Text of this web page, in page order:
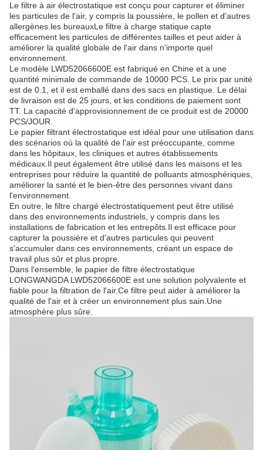
Le filtre à air électrostatique est conçu pour capturer et éliminer
les particules de l'air, y compris la poussière, le pollen et d'autres
allergènes.les bureauxLe filtre à charge statique capte
efficacement les particules de différentes tailles et peut aider à
améliorer la qualité globale de l'air dans n'importe quel
environnement.
Le modèle LWD52066600E est fabriqué en Chine et a une
quantité minimale de commande de 10000 PCS. Le prix par unité
est de 0.1, et il est emballé dans des sacs en plastique. Le délai
de livraison est de 25 jours, et les conditions de paiement sont
TT. La capacité d'approvisionnement de ce produit est de 20000
PCS/JOUR.
Le papier filtrant électrostatique est idéal pour une utilisation dans
des scénarios où la qualité de l'air est préoccupante, comme
dans les hôpitaux, les cliniques et autres établissements
médicaux.Il peut également être utilisé dans les maisons et les
entreprises pour réduire la quantité de polluants atmosphériques,
améliorer la santé et le bien-être des personnes vivant dans
l'environnement.
En outre, le filtre chargé électrostatiquement peut être utilisé
dans des environnements industriels, y compris dans les
installations de fabrication et les entrepôts.Il est efficace pour
capturer la poussière et d'autres particules qui peuvent
s'accumuler dans ces environnements, créant un espace de
travail plus sûr et plus propre.
Dans l'ensemble, le papier de filtre électrostatique
LONGWANGDA LWD52066600E est une solution polyvalente et
fiable pour la filtration de l'air.Ce filtre peut aider à améliorer la
qualité de l'air et à créer un environnement plus sain.Une
atmosphère plus sûre.